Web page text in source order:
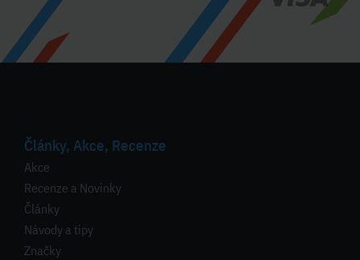
Články, Akce, Recenze
Akce
Recenze a Novinky
Články
Návody a tipy
Značky